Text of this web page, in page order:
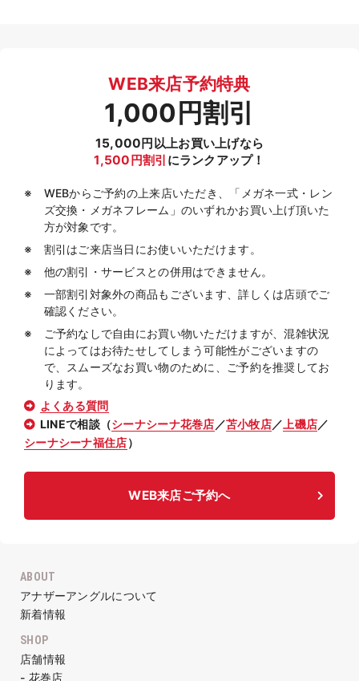
WEB来店予約特典
1,000円割引
15,000円以上お買い上げなら
1,500円割引 にランクアップ！
WEBからご予約の上来店いただき、「メガネ一式・レン
ズ交換・メガネフレーム」のいずれかお買い上げ頂いた
方が対象です。
割引はご来店当日にお使いいただけます。
他の割引・サービスとの併用はできません。
一部割引対象外の商品もございます、詳しくは店頭でご
確認ください。
ご予約なしで自由にお買い物いただけますが、混雑状況
によってはお待たせしてしまう可能性がございますの
で、スムーズなお買い物のために、ご予約を推奨してお
ります。
よくある質問
LINEで相談（シーナシーナ花巻店／苫小牧店／上磯店／
シーナシーナ福住店）
WEB来店ご予約へ
ABOUT
アナザーアングルについて
新着情報
SHOP
店舗情報
- 花巻店